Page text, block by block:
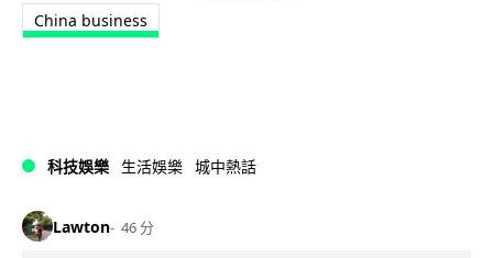
China business
科技娛樂 生活娛樂 城中熱話
Lawton 46 分